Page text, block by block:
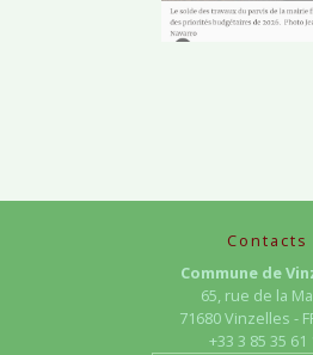
Contacts
Commune de
65, rue de la
71680 Vinzelles -
+33 3 85 35 61